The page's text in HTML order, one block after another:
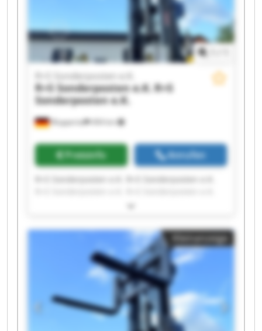
Wuppertal 494 km
R+S Sonderposten e.K.
R+S Sonderposten e.K. R+S
Sonderposten e.K.
Preisinfo Anrufen
R+S Sonderposten e.K. R+S Sonderposten e.K.
R+S Sonderposten e.K. R+S Sonderposten e.K.
R+S Sonderposten e.K. R+S Sonderposten e.K.
R+S Sonderposten e.K. R+S Sonderposten e.K.
R+S Sonderposten e.K. R+S Sonderposten e.K.
R+S Sonderposten e.K. R+S Sonderposten e.K.
R+S Sonderposten e.K. R+S Sonderposten e.K.
Kleinanzeige